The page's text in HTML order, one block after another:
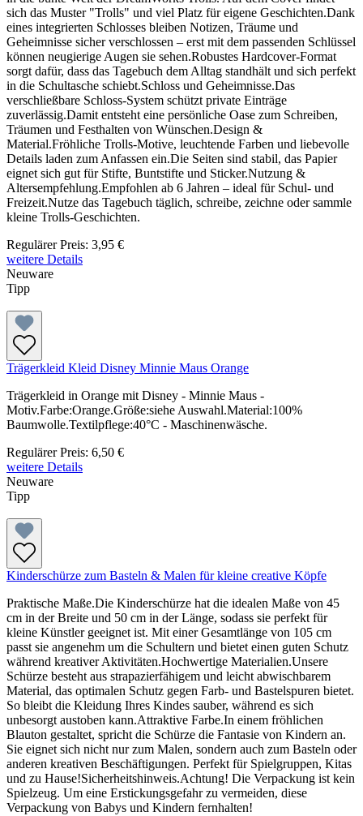
sich das Muster "Trolls" und viel Platz für eigene Geschichten.Dank
eines integrierten Schlosses bleiben Notizen, Träume und
Geheimnisse sicher verschlossen – erst mit dem passenden Schlüssel
können neugierige Augen sie sehen.Robustes Hardcover-Format
sorgt dafür, dass das Tagebuch dem Alltag standhält und sich perfekt
in die Schultasche schiebt.Schloss und Geheimnisse.Das
verschließbare Schloss-System schützt private Einträge
zuverlässig.Damit entsteht eine persönliche Oase zum Schreiben,
Träumen und Festhalten von Wünschen.Design &
Material.Fröhliche Trolls-Motive, leuchtende Farben und liebevolle
Details laden zum Anfassen ein.Die Seiten sind stabil, das Papier
eignet sich gut für Stifte, Buntstifte und Sticker.Nutzung &
Altersempfehlung.Empfohlen ab 6 Jahren – ideal für Schul- und
Freizeit.Nutze das Tagebuch täglich, schreibe, zeichne oder sammle
kleine Trolls-Geschichten.
Regulärer Preis: 3,95 €
weitere Details
Neuware
Tipp
Trägerkleid Kleid Disney Minnie Maus Orange
Trägerkleid in Orange mit Disney - Minnie Maus -
Motiv.Farbe:Orange.Größe:siehe Auswahl.Material:100%
Baumwolle.Textilpflege:40°C - Maschinenwäsche.
Regulärer Preis: 6,50 €
weitere Details
Neuware
Tipp
Kinderschürze zum Basteln & Malen für kleine creative Köpfe
Praktische Maße.Die Kinderschürze hat die idealen Maße von 45
cm in der Breite und 50 cm in der Länge, sodass sie perfekt für
kleine Künstler geeignet ist. Mit einer Gesamtlänge von 105 cm
passt sie angenehm um die Schultern und bietet einen guten Schutz
während kreativer Aktivitäten.Hochwertige Materialien.Unsere
Schürze besteht aus strapazierfähigem und leicht abwischbarem
Material, das optimalen Schutz gegen Farb- und Bastelspuren bietet.
So bleibt die Kleidung Ihres Kindes sauber, während es sich
unbesorgt austoben kann.Attraktive Farbe.In einem fröhlichen
Blauton gestaltet, spricht die Schürze die Fantasie von Kindern an.
Sie eignet sich nicht nur zum Malen, sondern auch zum Basteln oder
anderen kreativen Beschäftigungen. Perfekt für Spielgruppen, Kitas
und zu Hause!Sicherheitshinweis.Achtung! Die Verpackung ist kein
Spielzeug. Um eine Erstickungsgefahr zu vermeiden, diese
Verpackung von Babys und Kindern fernhalten!